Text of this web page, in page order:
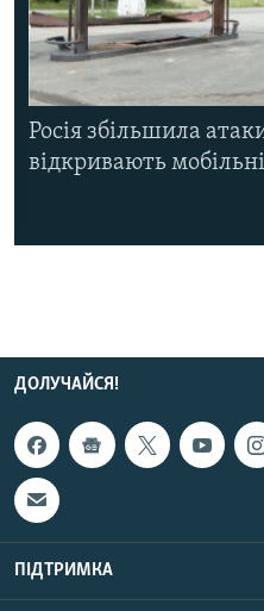
Росія збільшила
відкривають
ДОЛУЧАЙСЯ!
ПІДТРИМКА